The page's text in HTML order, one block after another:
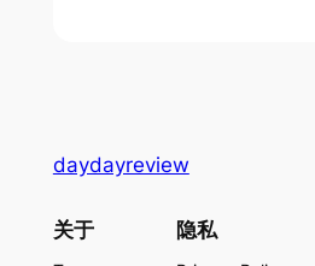
daydayreview
关于 隐私